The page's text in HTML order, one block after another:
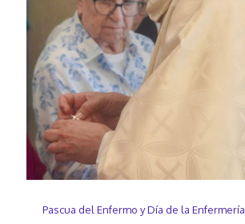
Pascua del Enfermo y Día de la Enfermería